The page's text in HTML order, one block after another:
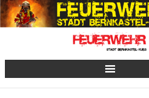
Skip
to
content